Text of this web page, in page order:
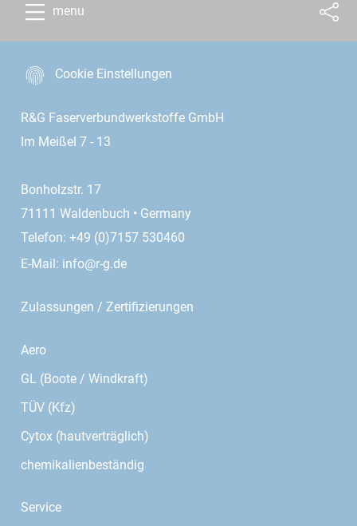
menu
Cookie Einstellungen
R&G Faserverbundwerkstoffe GmbH
Im Meißel 7 - 13
Bonholzstr. 17
71111 Waldenbuch • Germany
Telefon: +49 (0)7157 530460
E-Mail: info@r-g.de
Zulassungen / Zertifizierungen
Aero
GL (Boote / Windkraft)
TÜV (Kfz)
Cytox (hautverträglich)
chemikalienbeständig
Service